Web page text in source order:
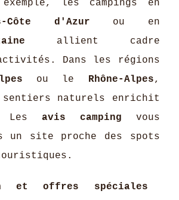
les campings en
Côte d'Azur ou en
allient cadre
Dans les régions
ou le Rhône-Alpes,
sentiers naturels enrichit
Les avis camping vous
un site proche des spots
et offres spéciales